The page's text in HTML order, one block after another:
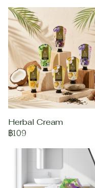
Herbal Cream
฿109